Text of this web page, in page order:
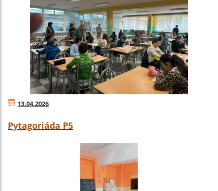
13.04.2026
Pytagoriáda P5